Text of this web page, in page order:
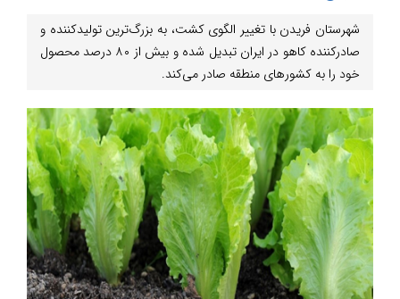
شهرستان فریدن با تغییر الگوی کشت، به بزرگ‌ترین تولیدکننده و
صادرکننده کاهو در ایران تبدیل شده و بیش از ۸۰ درصد محصول
خود را به کشورهای منطقه صادر می‌کند.